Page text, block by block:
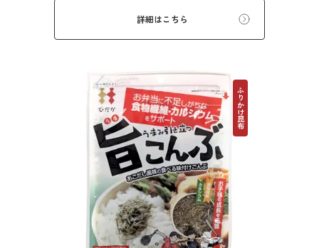
詳細はこちら
ふりかけ昆布